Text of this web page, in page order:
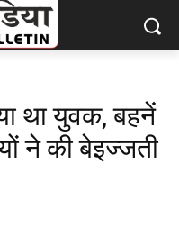
था युवक, बहनें
ने की बेइज्जती